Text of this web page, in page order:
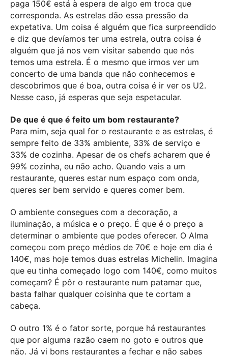
paga 150€ está à espera de algo em troca que
corresponda. As estrelas dão essa pressão da
expetativa. Um coisa é alguém que fica surpreendido
e diz que devíamos ter uma estrela, outra coisa é
alguém que já nos vem visitar sabendo que nós
temos uma estrela. É o mesmo que irmos ver um
concerto de uma banda que não conhecemos e
descobrimos que é boa, outra coisa é ir ver os U2.
Nesse caso, já esperas que seja espetacular.
De que é que é feito um bom restaurante?
Para mim, seja qual for o restaurante e as estrelas, é
sempre feito de 33% ambiente, 33% de serviço e
33% de cozinha. Apesar de os chefs acharem que é
99% cozinha, eu não acho. Quando vais a um
restaurante, queres estar num espaço com onda,
queres ser bem servido e queres comer bem.
O ambiente consegues com a decoração, a
iluminação, a música e o preço. É que é o preço a
determinar o ambiente que podes oferecer. O Alma
começou com preço médios de 70€ e hoje em dia é
140€, mas hoje temos duas estrelas Michelin. Imagina
que eu tinha começado logo com 140€, como muitos
começam? É pôr o restaurante num patamar que,
basta falhar qualquer coisinha que te cortam a
cabeça.
O outro 1% é o fator sorte, porque há restaurantes
que por alguma razão caem no goto e outros que
não. Já vi bons restaurantes a fechar e não sabes